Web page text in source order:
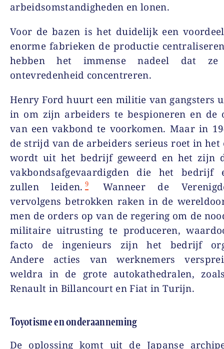
arbeidsomstandigheden en lonen.
Voor de bazen is het duidelijk een
enorme fabrieken de productie
hebben het immense nadeel dat
ontevredenheid concentreren.
Henry Ford huurt een militie van gangsters
in om zijn arbeiders te bespioneren en de
van een vakbond te voorkomen. Maar in
de strijd van de arbeiders serieus roet in het
wordt uit het bedrijf geweerd en het zijn
vakbondsafgevaardigden die het bedrijf
zullen leiden. 9
Wanneer de
vervolgens betrokken raken in de
men de orders op van de regering om de
militaire uitrusting te produceren,
facto de ingenieurs zijn het bedrijf
Andere acties van werknemers
weldra in de grote autokathedralen,
Renault in Billancourt en Fiat in Turijn.
Toyotisme en onderaanneming
De oplossing komt uit de Japanse